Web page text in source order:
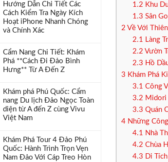
Hướng Dẫn Chi Tiết Các
Cách Kiểm Tra Ngày Kích
Hoạt iPhone Nhanh Chóng
và Chính Xác
Cẩm Nang Chi Tiết: Khám
Phá **Cách Đi Đảo Bình
Hưng** Từ A Đến Z
Khám phá Phú Quốc: Cẩm
nang Du lịch Đảo Ngọc Toàn
diện từ A đến Z cùng Vivu
Việt Nam
Khám Phá Tour 4 Đảo Phú
Quốc: Hành Trình Trọn Vẹn
Nam Đảo Với Cáp Treo Hòn
1.2 Khu
1.3 Sân
2 Về Với
2.1 Làng
2.2 Vườn
2.3 Hồ
3 Khám Phá
3.1 Công
3.2 Midori
3.3 Quán
4 Những
4.1 Nhà
4.2 Chùa
4.3 Di